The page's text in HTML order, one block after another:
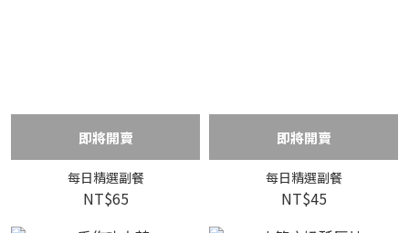
即將開賣
每日精選副餐
NT$65
即將開賣
每日精選副餐
NT$45